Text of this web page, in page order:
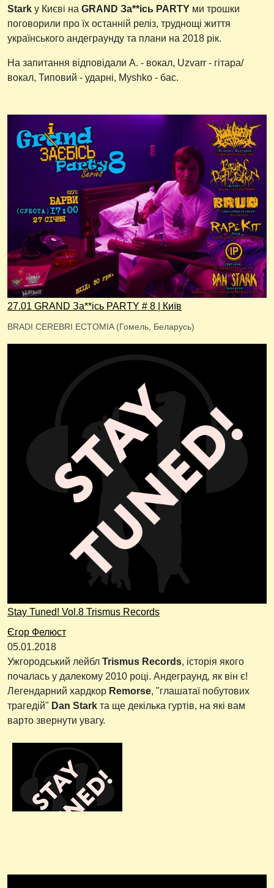
Stark у Києві на GRAND За**ісь PARTY ми трошки
поговорили про їх останній реліз, труднощі життя
українського андеграунду та плани на 2018 рік.
На запитання відповідали А. - вокал, Uzvarr - гітара/
вокал, Типовий - ударні, Myshko - бас.
27.01 GRAND За**ісь PARTY # 8 | Київ
BRADI CEREBRI ECTOMIA (Гомель, Беларусь)
Stay Tuned! Vol.8 Trismus Records
Єгор Фелюст
05.01.2018
Ужгородський лейбл Trismus Records, історія якого
почалась у далекому 2010 році. Андеграунд, як він є!
Легендарний хардкор Remorse, "глашатаї побутових
трагедій" Dan Stark та ще декілька гуртів, на які вам
варто звернути увагу.